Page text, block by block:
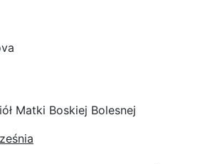
Matki Boskiej Bolesnej